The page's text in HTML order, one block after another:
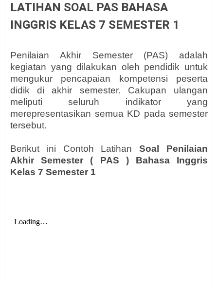
LATIHAN SOAL PAS BAHASA
INGGRIS KELAS 7 SEMESTER 1
Penilaian Akhir Semester (PAS) adalah
kegiatan yang dilakukan oleh pendidik untuk
mengukur pencapaian kompetensi peserta
didik di akhir semester. Cakupan ulangan
meliputi seluruh indikator yang
merepresentasikan semua KD pada semester
tersebut.
Berikut ini Contoh LatihanSoal Penilaian
Akhir Semester ( PAS ) Bahasa Inggris
Kelas 7 Semester 1